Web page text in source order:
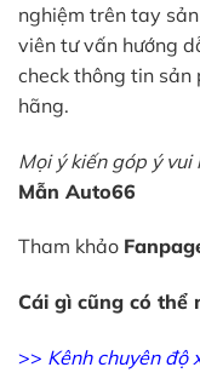
nghiệm trên tay
viên tư vấn hướng
check thông tin
hãng.
Mọi ý kiến góp ý
Mẫn Auto66
Tham khảo
Cái gì cũng có thể
>> Kênh chuyên độ